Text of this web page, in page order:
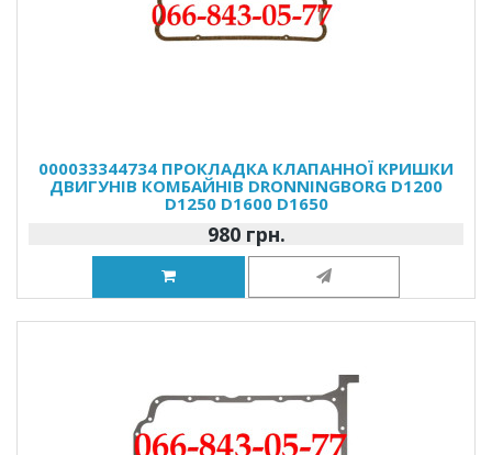
000033344734 ПРОКЛАДКА КЛАПАННОЇ КРИШКИ
ДВИГУНІВ КОМБАЙНІВ DRONNINGBORG D1200
D1250 D1600 D1650
980 грн.